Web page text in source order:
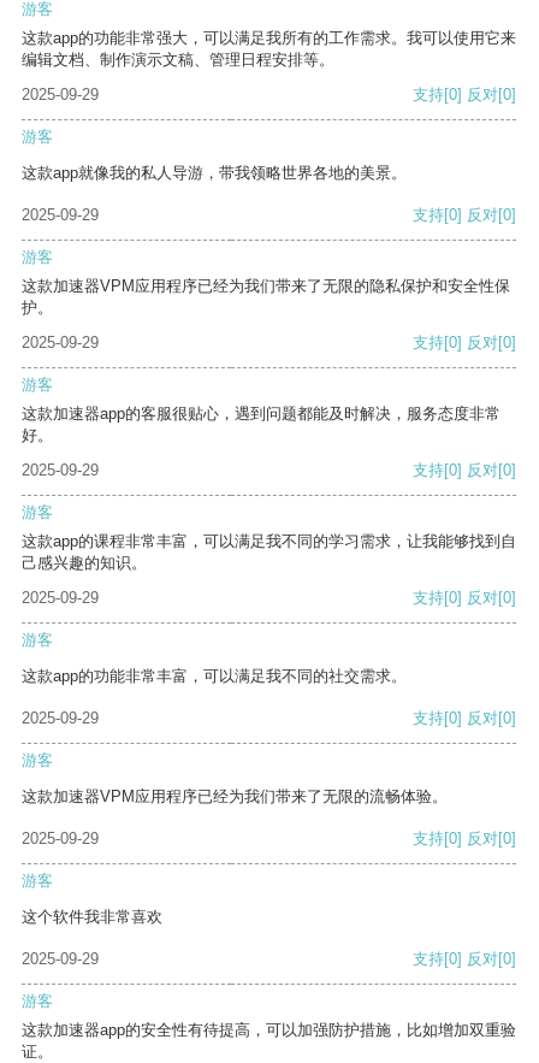
游客
这款app的功能非常强大，可以满足我所有的工作需求。我可以使用它来
编辑文档、制作演示文稿、管理日程安排等。
2025-09-29
支持[0] 反对[0]
游客
这款app就像我的私人导游，带我领略世界各地的美景。
2025-09-29 支持[0] 反对[0]
游客
这款加速器VPM应用程序已经为我们带来了无限的隐私保护和安全性保
护。
2025-09-29
支持[0] 反对[0]
游客
这款加速器app的客服很贴心，遇到问题都能及时解决，服务态度非常
好。
2025-09-29
支持[0] 反对[0]
游客
这款app的课程非常丰富，可以满足我不同的学习需求，让我能够找到自
己感兴趣的知识。
2025-09-29
支持[0] 反对[0]
游客
这款app的功能非常丰富，可以满足我不同的社交需求。
2025-09-29 支持[0] 反对[0]
游客
这款加速器VPM应用程序已经为我们带来了无限的流畅体验。
2025-09-29 支持[0] 反对[0]
游客
这个软件我非常喜欢
2025-09-29 支持[0] 反对[0]
游客
这款加速器app的安全性有待提高，可以加强防护措施，比如增加双重验
证。